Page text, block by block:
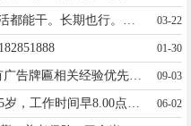
03-22
01-30
广告公司招聘成手设计员，有广告牌匾相关经验优先，联系电话15546552244 09-03
06-02